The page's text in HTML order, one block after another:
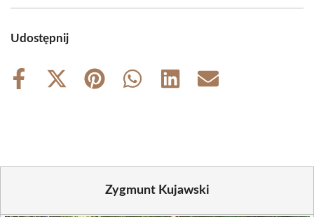
Udostępnij
Share
Share
Share
Share
Share
Share
Zygmunt Kujawski